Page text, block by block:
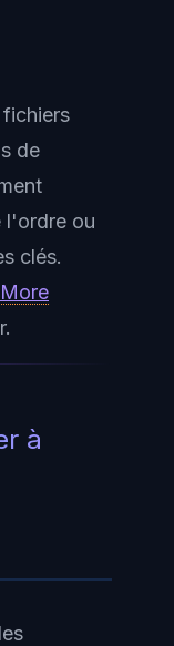
de
l'ordre ou
clés.
à